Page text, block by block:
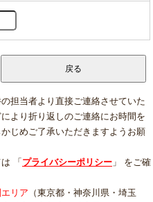
担当者より直接ご連絡させていた
より折り返しのご連絡にお時間を
じめご了承いただきますようお願
「 プライバシーポリシー 」 をご確
リア （東京都・神奈川県・埼玉